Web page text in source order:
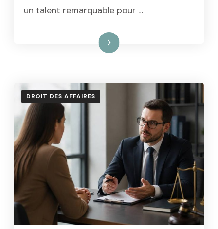
un talent remarquable pour …
Lire la suite
DROIT DES AFFAIRES